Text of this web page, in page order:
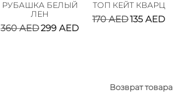
РУБАШКА БЕЛЫЙ
ЛЕН
360AED299AED
ТОП КЕЙТ КВАРЦ
170AED135AED
Возврат товара